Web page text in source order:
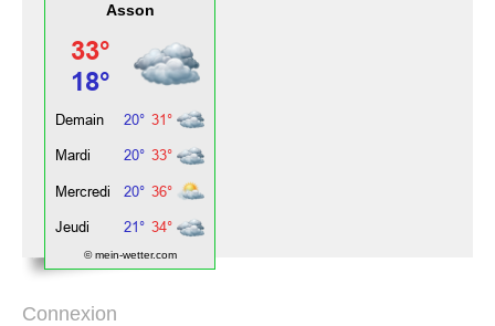
Asson
© mein-wetter.com
Connexion